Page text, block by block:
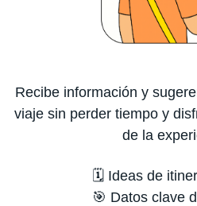
Recibe información y
viaje sin perder tiempo y
de la
🗓️ Ideas de
🎯 Datos clave